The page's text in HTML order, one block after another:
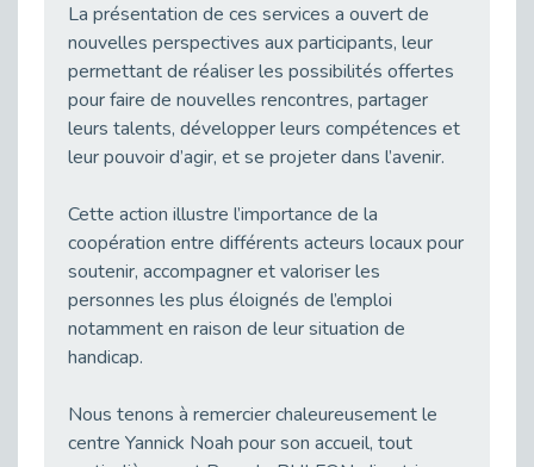
Publié le 22/04/2026
L’équipe de Cap Emploi 92 s’agrandit : Bienvenue à Charmila, Khoudia et Fadila !
Publié le 20/04/2026
[RETOUR SUR] Une session de recrutement inclusive réussie à Asnières !
Publié le 20/04/2026
Publié le 20/04/2026
Cap Emploi 92 s'engage pour la santé mentale : La formation PSSM au cœur de l'accompagnement
Publié le 13/04/2026
Publié le 11/04/2026
L’alternance pour tous : Cap Emploi 92 et Seine Ouest Entreprise et Emploi mobilisés à Boulogne-Billancourt
La présentation de ces services a ouvert de
nouvelles perspectives aux participants, leur
permettant de réaliser les possibilités offertes
pour faire de nouvelles rencontres, partager
leurs talents, développer leurs compétences et
leur pouvoir d’agir, et se projeter dans l’avenir.
Cette action illustre l’importance de la
coopération entre différents acteurs locaux pour
soutenir, accompagner et valoriser les
personnes les plus éloignés de l’emploi
notamment en raison de leur situation de
handicap.
Nous tenons à remercier chaleureusement le
centre Yannick Noah pour son accueil, tout